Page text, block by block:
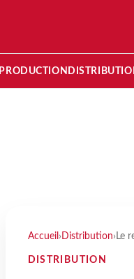
PRODUCTION
Accueil › Distribution› Le
DISTRIBUTION